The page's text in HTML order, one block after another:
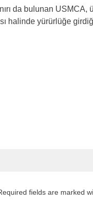
da bulunan USMCA,
halinde yürürlüğe
fields are marked